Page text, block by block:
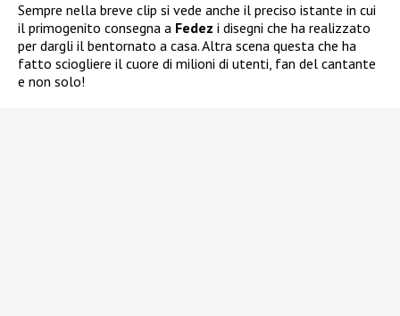
Sempre nella breve clip si vede anche il preciso istante in cui
il primogenito consegna a Fedez i disegni che ha realizzato
per dargli il bentornato a casa. Altra scena questa che ha
fatto sciogliere il cuore di milioni di utenti, fan del cantante
e non solo!